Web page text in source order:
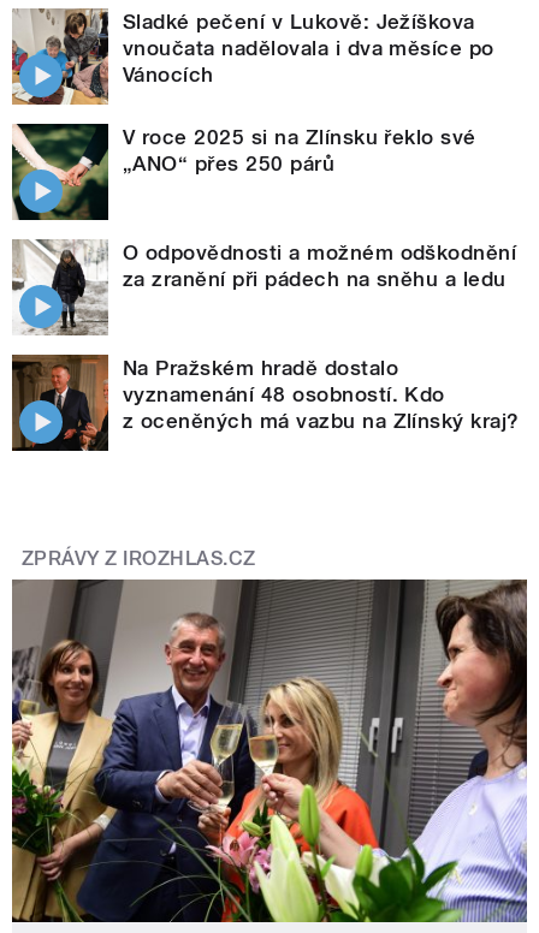
Sladké pečení v Lukově: Ježíškova
vnoučata nadělovala i dva měsíce po
Vánocích
V roce 2025 si na Zlínsku řeklo své
„ANO“ přes 250 párů
O odpovědnosti a možném odškodnění
za zranění při pádech na sněhu a ledu
Na Pražském hradě dostalo
vyznamenání 48 osobností. Kdo
z oceněných má vazbu na Zlínský kraj?
ZPRÁVY Z IROZHLAS.CZ